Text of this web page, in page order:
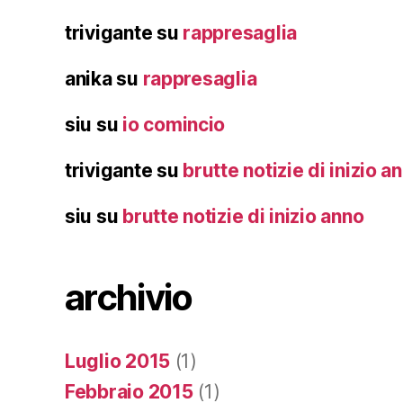
trivigante su rappresaglia
anikasu rappresaglia
siu su io comincio
trivigante su brutte notizie di inizio
siu su brutte notizie di inizio anno
archivio
Luglio 2015 (1)
Febbraio 2015(1)